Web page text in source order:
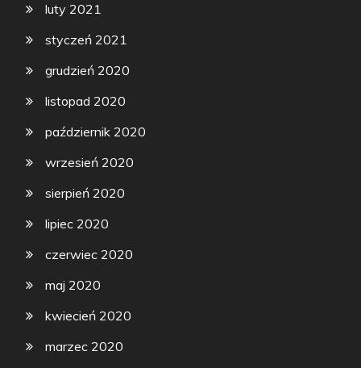
luty 2021
styczeń 2021
grudzień 2020
listopad 2020
październik 2020
wrzesień 2020
sierpień 2020
lipiec 2020
czerwiec 2020
maj 2020
kwiecień 2020
marzec 2020